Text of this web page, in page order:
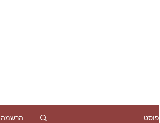
פוסט הרשמה